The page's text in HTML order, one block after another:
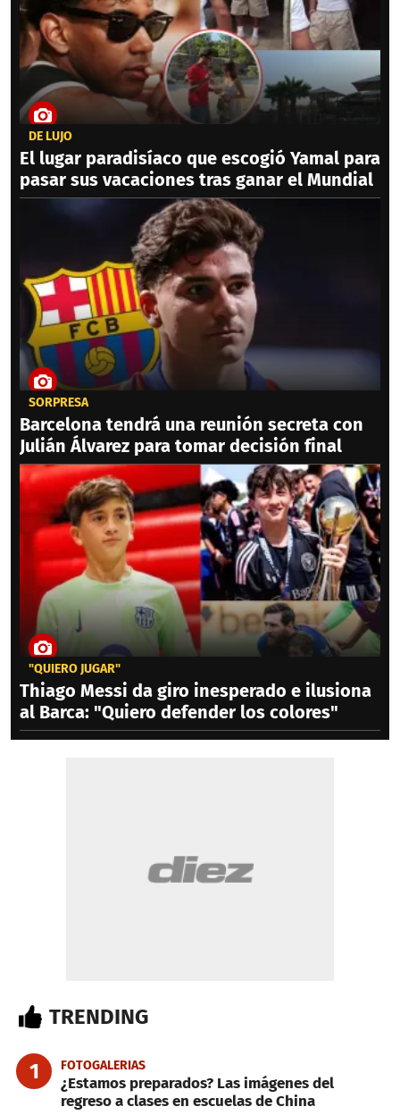
DE LUJO
El lugar paradisíaco que escogió Yamal para
pasar sus vacaciones tras ganar el Mundial
SORPRESA
Barcelona tendrá una reunión secreta con
Julián Álvarez para tomar decisión final
"QUIERO JUGAR"
Thiago Messi da giro inesperado e ilusiona
al Barca: "Quiero defender los colores"
TRENDING
1 FOTOGALERIAS
¿Estamos preparados? Las imágenes del
regreso a clases en escuelas de China